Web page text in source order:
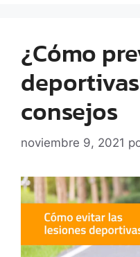
¿Cómo
consejos
noviembre 9, 2021